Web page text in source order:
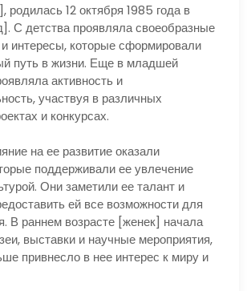
12 октября 1985 года в
С детства проявляла своеобразные
интересы, которые сформировали
путь в жизни. Еще в младшей
активность и
участвуя в различных
и конкурсах.
на ее развитие оказали
поддерживали ее увлечение
Они заметили ее талант и
ей все возможности для
В раннем возрасте [женек] начала
выставки и научные мероприятия,
привнесло в нее интерес к миру и